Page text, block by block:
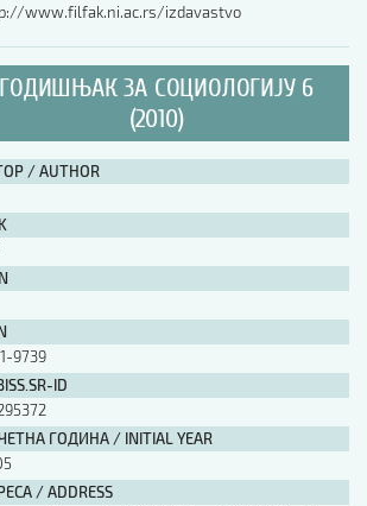
www.filfak.ni.ac.rs/izdavastvo
ГОДИШЊАК ЗА СОЦИОЛОГИЈУ 6
(2010)
/ AUTHOR
9739
ID
ГОДИНА / INITIAL YEAR
/ ADDRESS